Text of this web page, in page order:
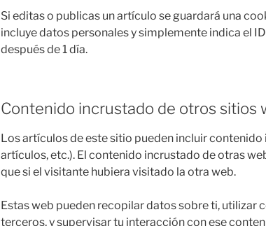
Si editas o publicas un artículo se guardará una
incluye datos personales y simplemente indica el
después de 1 día.
Contenido incrustado de otros sitios
Los artículos de este sitio pueden incluir
artículos, etc.). El contenido incrustado de otras
que si el visitante hubiera visitado la otra web.
Estas web pueden recopilar datos sobre ti, utilizar
terceros, y supervisar tu interacción con ese